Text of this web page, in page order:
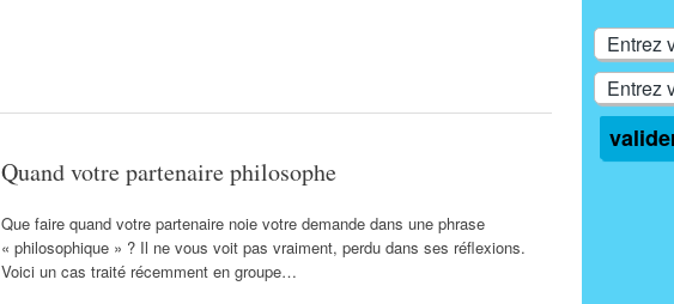
Quand votre partenaire philosophe
Que faire quand votre partenaire noie votre demande dans une phrase
« philosophique » ? Il ne vous voit pas vraiment, perdu dans ses réflexions.
Voici un cas traité récemment en groupe…